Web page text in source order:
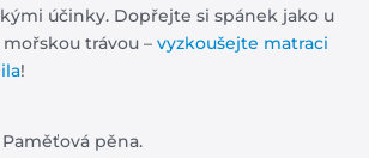
účinky. Dopřejte si spánek jako u
trávou – vyzkoušejte matraci
!
Paměťová pěna.